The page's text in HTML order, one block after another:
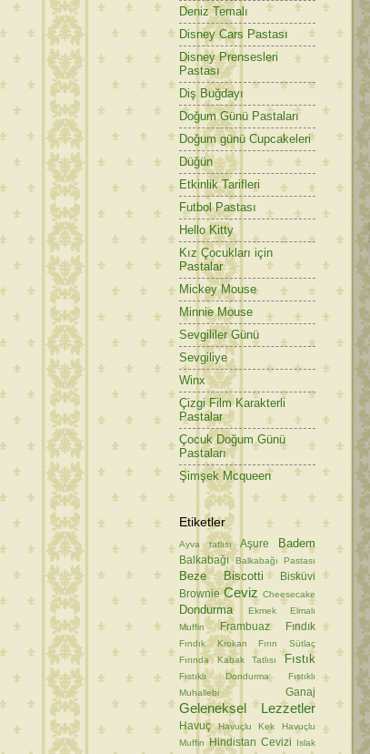
Deniz Temalı
Disney Cars Pastası
Disney Prensesleri
Pastası
Diş Buğdayı
Doğum Günü Pastaları
Doğum günü Cupcakeleri
Düğün
Etkinlik Tarifleri
Futbol Pastası
Hello Kitty
Kız Çocukları için
Pastalar
Mickey Mouse
Minnie Mouse
Sevgililer Günü
Sevgiliye
Winx
Çizgi Film Karakterli
Pastalar
Çocuk Doğum Günü
Pastaları
Şimşek Mcqueen
Etiketler
Ayva tatlısı Aşure Badem
Balkabağı Balkabağı Pastası
Beze Biscotti
Bisküvi
Brownie Ceviz Cheesecake
Dondurma Ekmek
Elmalı
Muffin
Frambuaz Fındık
Fındık Krokan
Fırın Sütlaç
Fırında Kabak Tatlısı
Fıstık
Fıstıklı Dondurma
Fıstıklı
Muhallebi
Ganaj
Geleneksel Lezzetler
Havuç Havuçlu Kek
Havuçlu
Muffin Hindistan Cevizi
Islak